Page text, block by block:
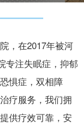
，在2017年被河
专注失眠症，抑郁
惧症，双相障
疗服务，我们拥
供疗效可靠，安